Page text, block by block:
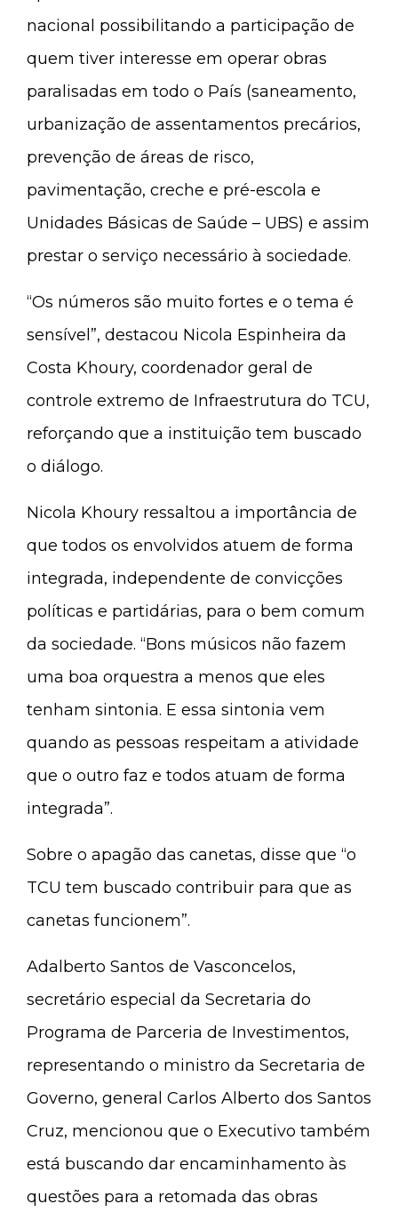
nacional possibilitando a participação de
quem tiver interesse em operar obras
paralisadas em todo o País (saneamento,
urbanização de assentamentos precários,
prevenção de áreas de risco,
pavimentação, creche e pré-escola e
Unidades Básicas de Saúde – UBS) e assim
prestar o serviço necessário à sociedade.
“Os números são muito fortes e o tema é
sensível”, destacou Nicola Espinheira da
Costa Khoury, coordenador geral de
controle extremo de Infraestrutura do TCU,
reforçando que a instituição tem buscado
o diálogo.
Nicola Khoury ressaltou a importância de
que todos os envolvidos atuem de forma
integrada, independente de convicções
políticas e partidárias, para o bem comum
da sociedade. “Bons músicos não fazem
uma boa orquestra a menos que eles
tenham sintonia. E essa sintonia vem
quando as pessoas respeitam a atividade
que o outro faz e todos atuam de forma
integrada”.
Sobre o apagão das canetas, disse que “o
TCU tem buscado contribuir para que as
canetas funcionem”.
Adalberto Santos de Vasconcelos,
secretário especial da Secretaria do
Programa de Parceria de Investimentos,
representando o ministro da Secretaria de
Governo, general Carlos Alberto dos Santos
Cruz, mencionou que o Executivo também
está buscando dar encaminhamento às
questões para a retomada das obras